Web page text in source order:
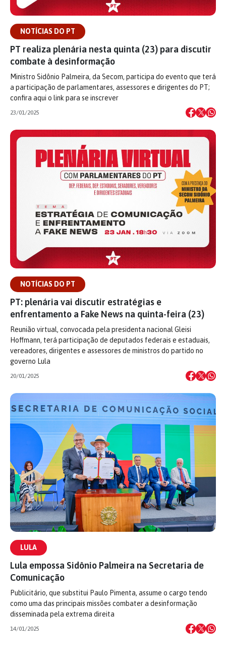
NOTÍCIAS DO PT
PT realiza plenária nesta quinta (23) para discutir
combate à desinformação
Ministro Sidônio Palmeira, da Secom, participa do evento que terá
a participação de parlamentares, assessores e dirigentes do PT;
confira aqui o link para se inscrever
23/01/2025
NOTÍCIAS DO PT
PT: plenária vai discutir estratégias e
enfrentamento a Fake News na quinta-feira (23)
Reunião virtual, convocada pela presidenta nacional Gleisi
Hoffmann, terá participação de deputados federais e estaduais,
vereadores, dirigentes e assessores de ministros do partido no
governo Lula
20/01/2025
LULA
Lula empossa Sidônio Palmeira na Secretaria de
Comunicação
Publicitário, que substitui Paulo Pimenta, assume o cargo tendo
como uma das principais missões combater a desinformação
disseminada pela extrema direita
14/01/2025